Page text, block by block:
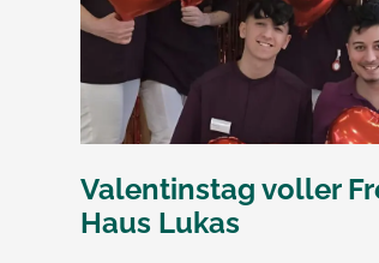
Valentinstag voller
Haus Lukas